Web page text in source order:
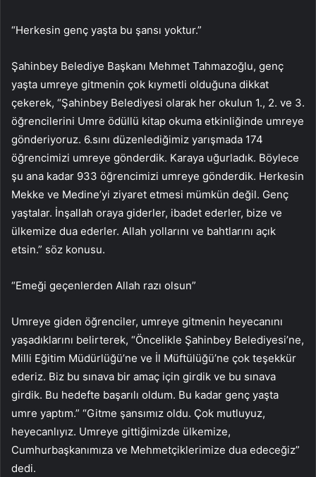
“Herkesin genç yaşta bu şansı yoktur.”
Şahinbey Belediye Başkanı Mehmet Tahmazoğlu, genç
yaşta umreye gitmenin çok kıymetli olduğuna dikkat
çekerek, “Şahinbey Belediyesi olarak her okulun 1., 2. ve 3.
öğrencilerini Umre ödüllü kitap okuma etkinliğinde umreye
gönderiyoruz. 6.sını düzenlediğimiz yarışmada 174
öğrencimizi umreye gönderdik. Karaya uğurladık. Böylece
şu ana kadar 933 öğrencimizi umreye gönderdik. Herkesin
Mekke ve Medine’yi ziyaret etmesi mümkün değil. Genç
yaştalar. İnşallah oraya giderler, ibadet ederler, bize ve
ülkemize dua ederler. Allah yollarını ve bahtlarını açık
etsin.” söz konusu.
“Emeği geçenlerden Allah razı olsun”
Umreye giden öğrenciler, umreye gitmenin heyecanını
yaşadıklarını belirterek, “Öncelikle Şahinbey Belediyesi’ne,
Milli Eğitim Müdürlüğü’ne ve İl Müftülüğü’ne çok teşekkür
ederiz. Biz bu sınava bir amaç için girdik ve bu sınava
girdik. Bu hedefte başarılı oldum. Bu kadar genç yaşta
umre yaptım.” “Gitme şansımız oldu. Çok mutluyuz,
heyecanlıyız. Umreye gittiğimizde ülkemize,
Cumhurbaşkanımıza ve Mehmetçiklerimize dua edeceğiz”
dedi.